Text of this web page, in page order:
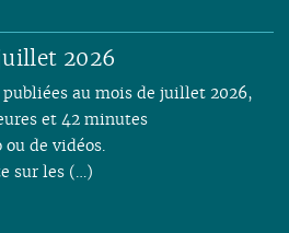
2026
au mois de juillet 2026,
et 42 minutes
de vidéos.
sur les (…)